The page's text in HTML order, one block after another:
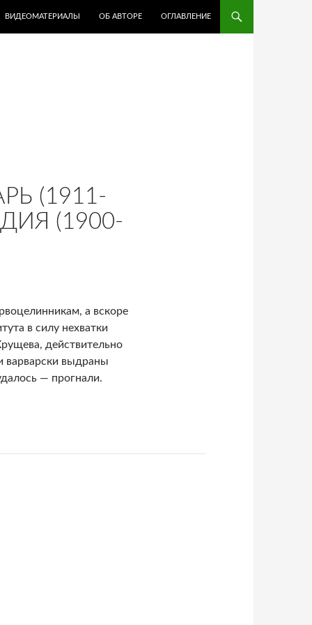
ВИДЕОМАТЕРИАЛЫ ОБ АВТОРЕ ОГЛАВЛЕНИЕ
(1911-
(1900-
а вскоре
в силу нехватки
действительно
варварски выдраны
— прогнали.